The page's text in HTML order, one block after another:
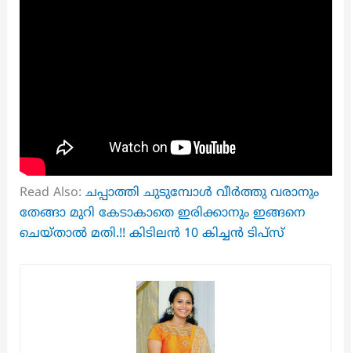
Read Also: ചപ്പാത്തി ചുടുമ്പോൾ വീർത്തു വരാനും
തേങ്ങാ മുറി കേടാകാതെ ഇരിക്കാനും ഇങ്ങനെ
ചെയ്താൽ മതി.!! കിടിലൻ 10 കിച്ചൻ ടിപ്സ്